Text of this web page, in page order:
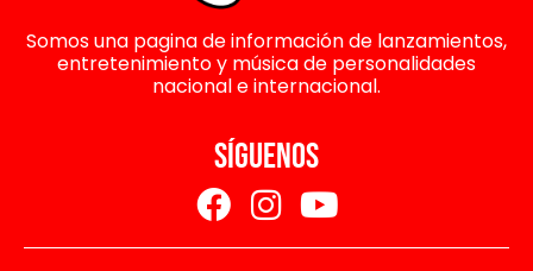
Somos una pagina de información de lanzamientos,
entretenimiento y música de personalidades
nacional e internacional.
SÍGUENOS